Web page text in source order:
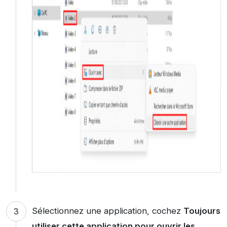
Sélectionnez une application, cochez Toujours